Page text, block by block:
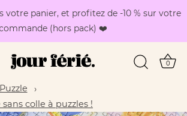
votre panier, et profitez de -10 % sur votre
(hors pack) ❤️
0
colle à puzzles !